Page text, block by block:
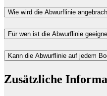
Wie wird die Abwurflinie
Für wen ist die Abwurflinie
Kann die Abwurflinie auf jedem
Zusätzliche